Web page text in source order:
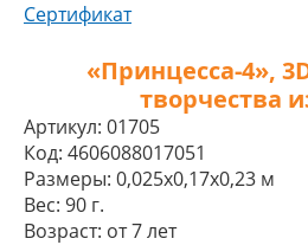
Сертификат
«Принцесса-4»,
творчества
Артикул: 01705
Код: 4606088017051
Размеры: 0,025x0,17x0,23 м
Вес: 90 г.
Возраст: от 7 лет